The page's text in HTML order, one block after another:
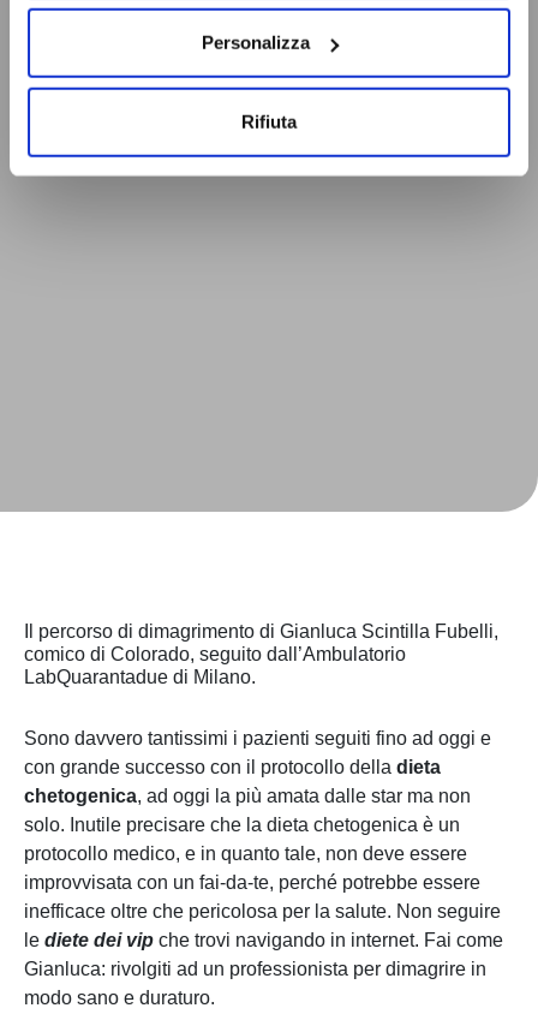
Personalizza
Rifiuta
Il percorso di dimagrimento di Gianluca Scintilla Fubelli,
comico di Colorado, seguito dall’Ambulatorio
LabQuarantadue di Milano.
Sono davvero tantissimi i pazienti seguiti fino ad oggi e
con grande successo con il protocollo della dieta
chetogenica, ad oggi la più amata dalle star ma non
solo. Inutile precisare che la dieta chetogenica è un
protocollo medico, e in quanto tale, non deve essere
improvvisata con un fai-da-te, perché potrebbe essere
inefficace oltre che pericolosa per la salute. Non seguire
le diete dei vip che trovi navigando in internet. Fai come
Gianluca: rivolgiti ad un professionista per dimagrire in
modo sano e duraturo.